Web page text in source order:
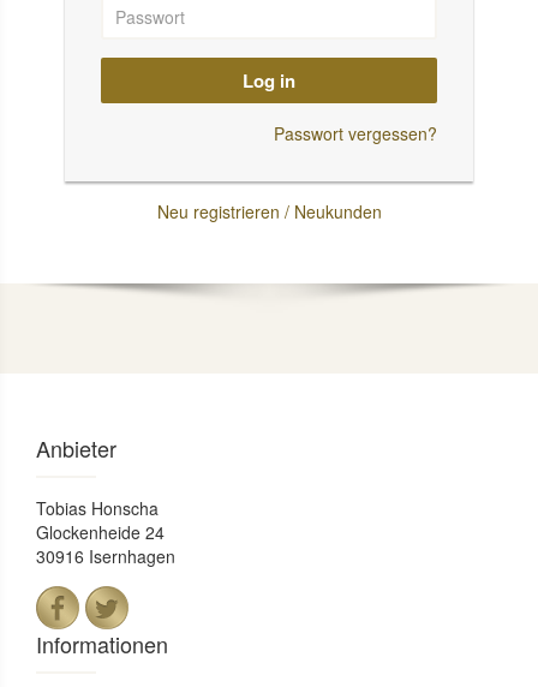
Log in
Passwort vergessen?
Neu registrieren / Neukunden
Anbieter
Tobias Honscha
Glockenheide 24
30916 Isernhagen
Informationen